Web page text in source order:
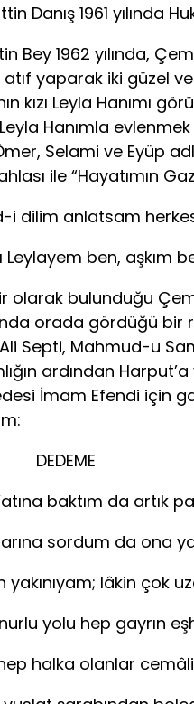
1961 yılında
1962 yılında,
yaparak iki güzel ve
kızı Leyla Hanımı
Hanımla
Ömer, Selami ve Eyüp
ile “Hayatımın
anlatsam herkes
ben, aşkım
bulunduğu
orada gördüğü bir
Septi, Mahmud-u
ardından
İmam Efendi için
baktım da artık
sordum
lâkin çok
yolu hep
halka olanlar